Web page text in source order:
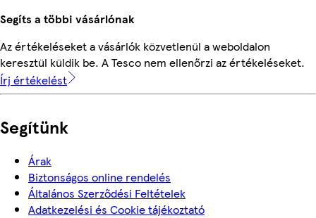
Segíts a többi vásárlónak
Az értékeléseket a vásárlók közvetlenül a weboldalon
keresztül küldik be. A Tesco nem ellenőrzi az értékeléseket.
Írj értékelést
Segítünk
Árak
Biztonságos online rendelés
Általános Szerződési Feltételek
Adatkezelési és Cookie tájékoztató